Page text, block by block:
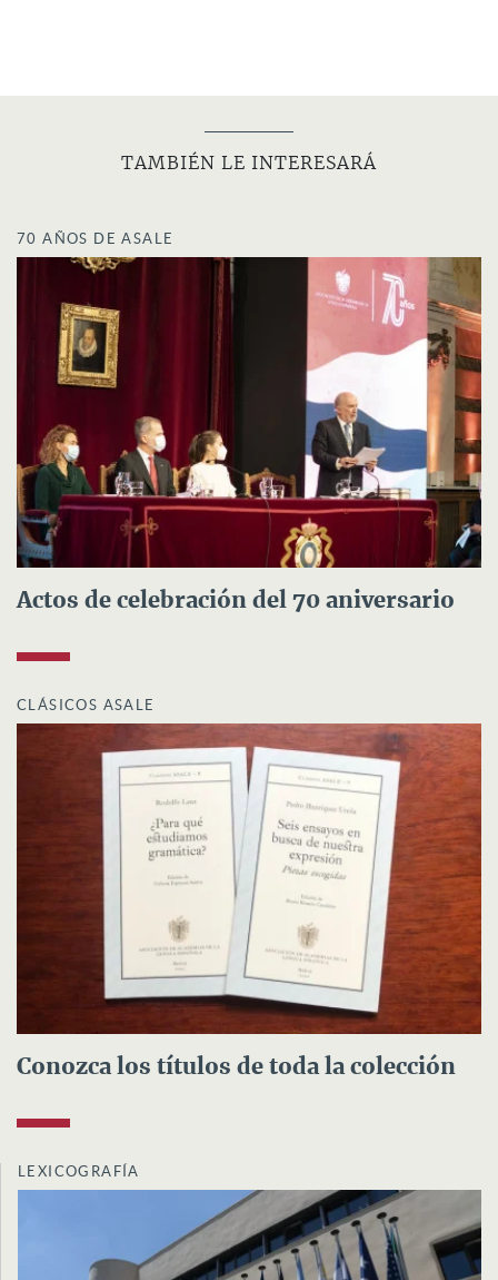
TAMBIÉN LE INTERESARÁ
70 AÑOS DE ASALE
Actos de celebración del 70 aniversario
CLÁSICOS ASALE
Conozca los títulos de toda la colección
LEXICOGRAFÍA